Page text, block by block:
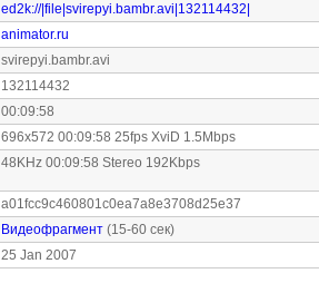
ed2k://|file|svirepyi.bambr.avi|132114432|
animator.ru
svirepyi.bambr.avi
132114432
00:09:58
696x572 00:09:58 25fps XviD 1.5Mbps
48KHz 00:09:58 Stereo 192Kbps
a01fcc9c460801c0ea7a8e3708d25e37
Видеофрагмент (15-60 сек)
25 Jan 2007